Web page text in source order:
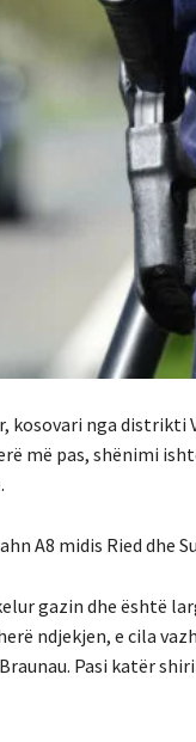
kosovari nga
më pas, shënimi
A8 midis Ried dhe
gazin dhe është
ndjekjen, e cila
Pasi katër